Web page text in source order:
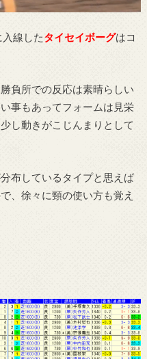
線したタイセイボーグはコ
負所での反応は素晴らしい
事もあってフォームは見栄
し動きがこじんまりとして
布しているタイプと思えば
、徐々に頸の使い方も覚え